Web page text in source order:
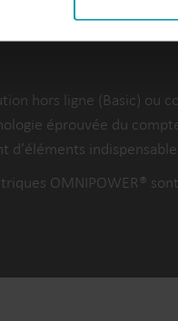
structures tarifaires.
hors ligne (Basic)
éprouvée du
OMNIPOWER®